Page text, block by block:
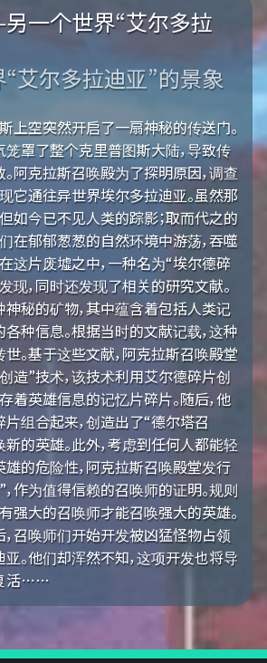
一个世界“艾尔多拉
艾尔多拉迪亚”的景象
上空突然开启了一扇神秘的传送门。
罩了整个克里普图斯大陆，导致传
阿克拉斯召唤殿为了探明原因，调查
它通往异世界埃尔多拉迪亚。虽然那
如今已不见人类的踪影；取而代之的
在郁郁葱葱的自然环境中游荡，吞噬
这片废墟之中，一种名为“埃尔德碎
现，同时还发现了相关的研究文献。
秘的矿物，其中蕴含着包括人类记
种信息。根据当时的文献记载，这种
。基于这些文献，阿克拉斯召唤殿堂
造”技术，该技术利用艾尔德碎片创
着英雄信息的记忆片碎片。随后，他
组合起来，创造出了“德尔塔召
新的英雄。此外，考虑到任何人都能轻
的危险性，阿克拉斯召唤殿堂发行
作为值得信赖的召唤师的证明。规则
强大的召唤师才能召唤强大的英雄。
召唤师们开始开发被凶猛怪物占领
。他们却浑然不知，这项开发也将导
活……